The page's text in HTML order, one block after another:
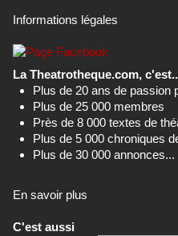
Informations légales
La Theatrotheque.com,
Plus de 20 ans de passion
Plus de 25 000 membres
Près de 8 000 textes de
Plus de 5 000 chroniques
Plus de 30 000 annonces...
En savoir plus
C'est aussi